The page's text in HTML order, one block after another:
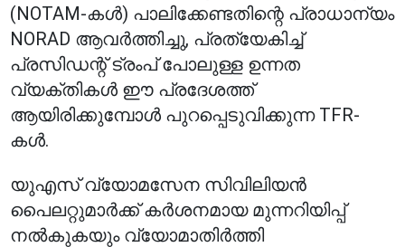
(NOTAM-കൾ) പാലിക്കേണ്ടതിന്റെ പ്രാധാന്യം
NORAD ആവർത്തിച്ചു, പ്രത്യേകിച്ച്
പ്രസിഡന്റ് ട്രംപ് പോലുള്ള ഉന്നത
വ്യക്തികൾ ഈ പ്രദേശത്ത്
ആയിരിക്കുമ്പോൾ പുറപ്പെടുവിക്കുന്ന TFR-
കൾ.
യുഎസ് വ്യോമസേന സിവിലിയൻ
പൈലറ്റുമാർക്ക് കർശനമായ മുന്നറിയിപ്പ്
നൽകുകയും വ്യോമാതിർത്തി